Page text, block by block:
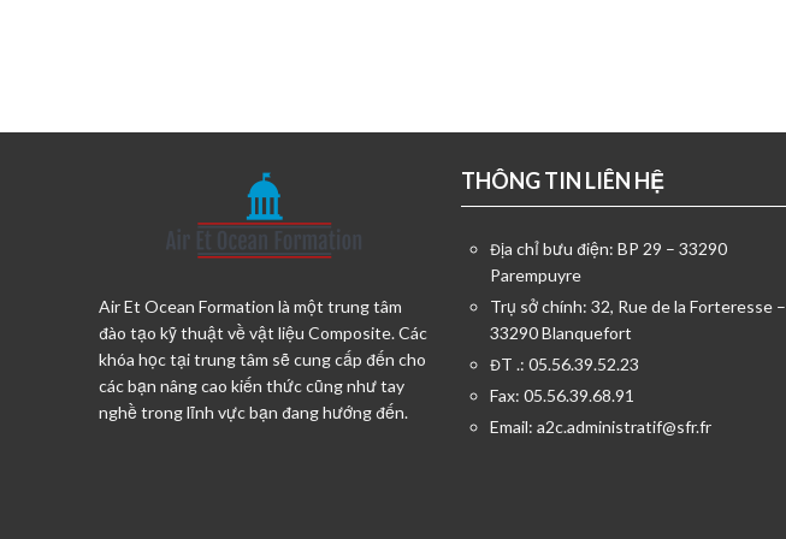
Air Et Ocean Formation là một trung tâm
đào tạo kỹ thuật về vật liệu Composite. Các
khóa học tại trung tâm sẽ cung cấp đến cho
các bạn nâng cao kiến thức cũng như tay
nghề trong lĩnh vực bạn đang hướng đến.
THÔNG TIN LIÊN HỆ
Địa chỉ bưu điện: BP 29 – 33290
Parempuyre
Trụ sở chính: 32, Rue de la Forteresse –
33290 Blanquefort
ĐT .: 05.56.39.52.23
Fax: 05.56.39.68.91
Email: a2c.administratif@sfr.fr